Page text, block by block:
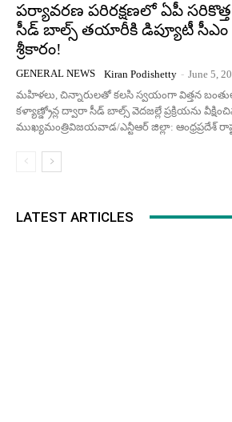
పర్యావరణ పరిరక్షణలో ఏపీ సరికొత్త
సీడ్ బాల్స్ తయారీకి డిప్యూటీ సీఎం
శ్రీకారం!
GENERAL NEWS Kiran Podishetty - June 5,
మహిళలు, చిన్నారులతో కలసి స్వయంగా విత్తన
కళ్యాణ్డ్రోన్ల ద్వారా సీడ్ బాల్స్ వెదజల్లే ప్రక్రియను
ముఖ్యమంత్రివిజయవాడ/ఎన్టీఆర్ జిల్లా: ఆంధ్రప్రదేశ్
LATEST ARTICLES